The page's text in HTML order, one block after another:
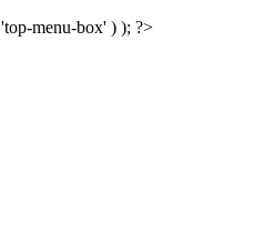
menu-box' ) ); ?>